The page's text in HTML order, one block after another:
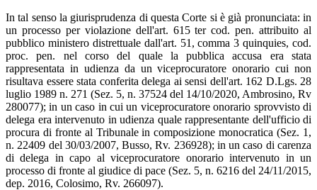
In tal senso la giurisprudenza di questa Corte si è già pronunciata: in
un processo per violazione dell'art. 615 ter cod. pen. attribuito al
pubblico ministero distrettuale dall'art. 51, comma 3 quinquies, cod.
proc. pen. nel corso del quale la pubblica accusa era stata
rappresentata in udienza da un viceprocuratore onorario cui non
risultava essere stata conferita delega ai sensi dell'art. 162 D.Lgs. 28
luglio 1989 n. 271 (Sez. 5, n. 37524 del 14/10/2020, Ambrosino, Rv
280077); in un caso in cui un viceprocuratore onorario sprovvisto di
delega era intervenuto in udienza quale rappresentante dell'ufficio di
procura di fronte al Tribunale in composizione monocratica (Sez. 1,
n. 22409 del 30/03/2007, Busso, Rv. 236928); in un caso di carenza
di delega in capo al viceprocuratore onorario intervenuto in un
processo di fronte al giudice di pace (Sez. 5, n. 6216 del 24/11/2015,
dep. 2016, Colosimo, Rv. 266097).